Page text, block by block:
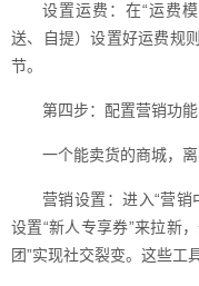
设置运费：在“运费
送、自提）设置好运费规
节。
第四步：配置营销功
一个能卖货的商城，
营销设置：进入“营
设置“新人专享券”来拉新
团”实现社交裂变。这些工